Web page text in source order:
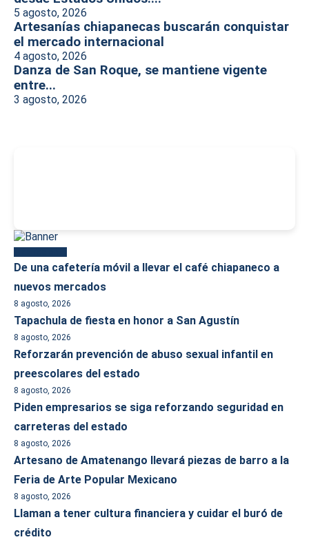
5 agosto, 2026
Artesanías chiapanecas buscarán conquistar
el mercado internacional
4 agosto, 2026
Danza de San Roque, se mantiene vigente
entre...
3 agosto, 2026
De una cafetería móvil a llevar el café chiapaneco a
nuevos mercados
8 agosto, 2026
Tapachula de fiesta en honor a San Agustín
8 agosto, 2026
Reforzarán prevención de abuso sexual infantil en
preescolares del estado
8 agosto, 2026
Piden empresarios se siga reforzando seguridad en
carreteras del estado
8 agosto, 2026
Artesano de Amatenango llevará piezas de barro a la
Feria de Arte Popular Mexicano
8 agosto, 2026
Llaman a tener cultura financiera y cuidar el buró de
crédito